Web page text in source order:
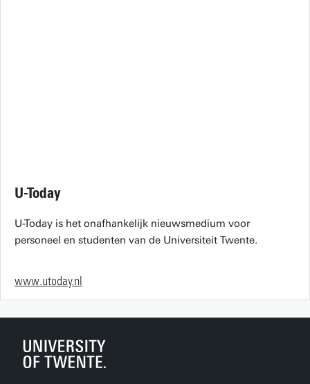
U-Today
U-Today is het onafhankelijk nieuwsmedium voor
personeel en studenten van de Universiteit Twente.
www.utoday.nl